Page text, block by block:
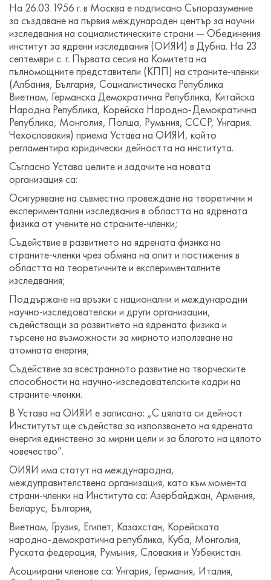
На 26.03.1956 г. в Москва е подписано Съпоразумение
за създаване на първия международен център за научни
изследвания на социалистическите страни — Обединения
институт за ядрени изследвания (ОИЯИ) в Дубна. На 23
септември с. г. Първата сесия на Комитета на
пълномощните представители (КПП) на страните-членки
(Албания, България, Социалистическа Република
Виетнам, Германска Демократична Република, Китайска
Народна Република, Корейска Народно-Демократична
Република, Монголия, Полша, Румъния, СССР, Унгария.
Чехословакия) приема Устава на ОИЯИ, който
регламентира юридически дейността на института.
Съгласно Устава целите и задачите на новата
организация са:
Осигуряване на съвместно провеждане на теоретични и
експериментални изследвания в областта на ядрената
физика от учените на страните-членки;
Съдействие в развитието на ядрената физика на
страните-членки чрез обмяна на опит и постижения в
областта на теоретичните и експерименталните
изследвания;
Поддържане на връзки с национални и международни
научно-изследователски и други организации,
съдействащи за развитието на ядрената физика и
търсене на възможности за мирното използване на
атомната енергия;
Съдействие за всестранното развитие на творческите
способности на научно-изследователските кадри на
страните-членки.
В Устава на ОИЯИ е записано: „С цялата си дейност
Институтът ще съдейства за използването на ядрената
енергия единствено за мирни цели и за благото на цялото
човечество“.
ОИЯИ има статут на международна,
междуправителствена организация, като към момента
страни-членки на Института са: Азербайджан, Армения,
Беларус, България,
Виетнам, Грузия, Египет, Казахстан, Корейската
народно-демократична република, Куба, Монголия,
Руската федерация, Румъния, Словакия и Узбекистан.
Асоциирани членове са: Унгария, Германия, Италия,